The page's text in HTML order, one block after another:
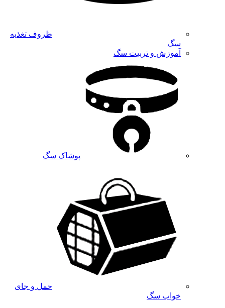
ظروف تغذیه
سگ
آموزش و تربیت سگ
پوشاک سگ
حمل و جای
خواب سگ